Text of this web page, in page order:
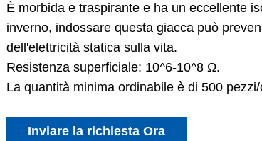
È morbida e traspirante e ha un eccellente
inverno, indossare questa giacca può
dell'elettricità statica sulla vita.
Resistenza superficiale: 10^6-10^8 Ω.
La quantità minima ordinabile è di 500
Inviare la richiesta Ora